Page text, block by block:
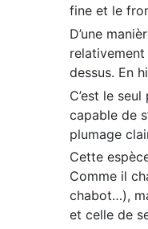
fine et le
D’une
relativement
dessus. En
C’est le
capable de
plumage
Cette
Comme il
chabot…),
et celle de